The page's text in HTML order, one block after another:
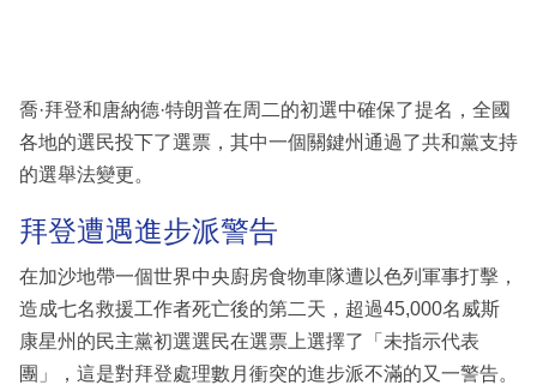
區
喬·拜登和唐納德·特朗普在周二的初選中確保了提名，全國
各地的選民投下了選票，其中一個關鍵州通過了共和黨支持
的選舉法變更。
拜登遭遇進步派警告
在加沙地帶一個世界中央廚房食物車隊遭以色列軍事打擊，
造成七名救援工作者死亡後的第二天，超過45,000名威斯
康星州的民主黨初選選民在選票上選擇了「未指示代表
團」，這是對拜登處理數月衝突的進步派不滿的又一警告。